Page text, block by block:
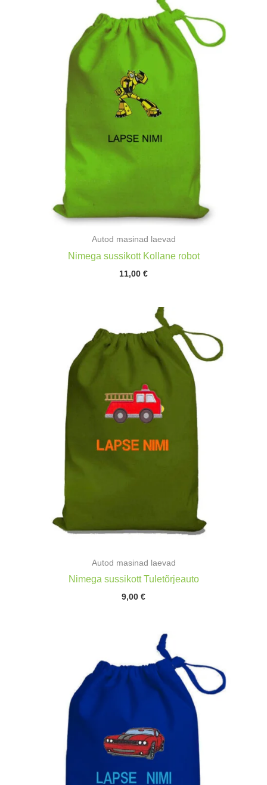
Autod masinad laevad
Nimega sussikott Kollane robot
11,00 €
Autod masinad laevad
Nimega sussikott Tuletõrjeauto
9,00 €